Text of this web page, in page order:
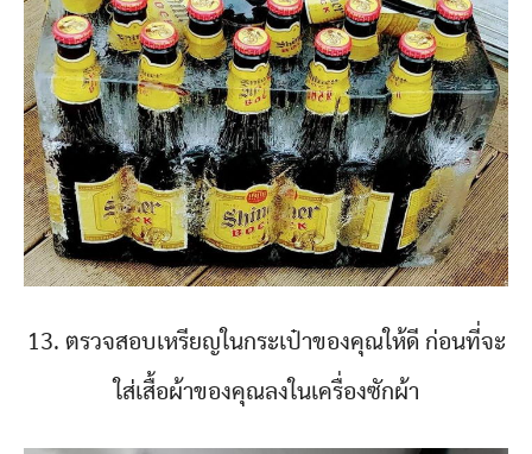
13. ตรวจสอบเหรียญในกระเป๋าของคุณให้ดี ก่อนที่จะ
ใส่เสื้อผ้าของคุณลงในเครื่องซักผ้า